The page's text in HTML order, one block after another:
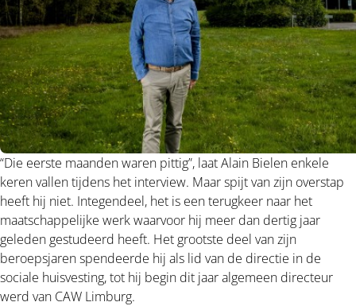
“Die eerste maanden waren pittig”, laat Alain Bielen enkele
keren vallen tijdens het interview. Maar spijt van zijn overstap
heeft hij niet. Integendeel, het is een terugkeer naar het
maatschappelijke werk waarvoor hij meer dan dertig jaar
geleden gestudeerd heeft. Het grootste deel van zijn
beroepsjaren spendeerde hij als lid van de directie in de
sociale huisvesting, tot hij begin dit jaar algemeen directeur
werd van CAW Limburg.